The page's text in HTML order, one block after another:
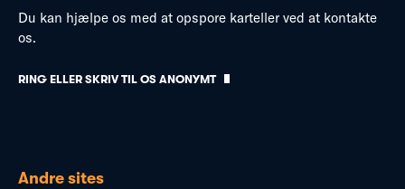
Du kan hjælpe os med at opspore karteller ved at kontakte
os.
RING ELLER SKRIV TIL OS ANONYMT
Andre sites